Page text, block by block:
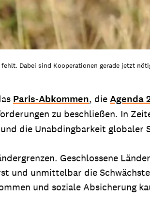
Dabei sind Kooperationen gerade jetzt
Paris-Abkommen, dieAgenda
zu beschließen. In
die Unabdingbarkeit globaler
Geschlossene
und unmittelbar die
und soziale Absicherung